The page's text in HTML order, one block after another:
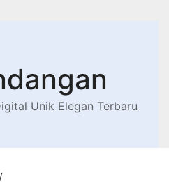
Unik Elegan Terbaru